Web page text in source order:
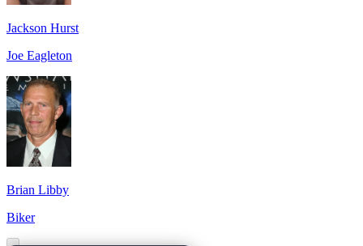
Jackson Hurst
Joe Eagleton
Brian Libby
Biker